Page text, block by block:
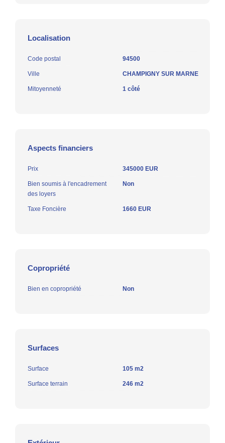
Localisation
Code postal 94500
Ville CHAMPIGNY SUR MARNE
Mitoyenneté 1 côté
Aspects financiers
Prix 345000 EUR
Bien soumis à l'encadrement
des loyers
Non
Taxe Foncière 1660 EUR
Copropriété
Bien en copropriété Non
Surfaces
Surface 105 m2
Surface terrain 246 m2